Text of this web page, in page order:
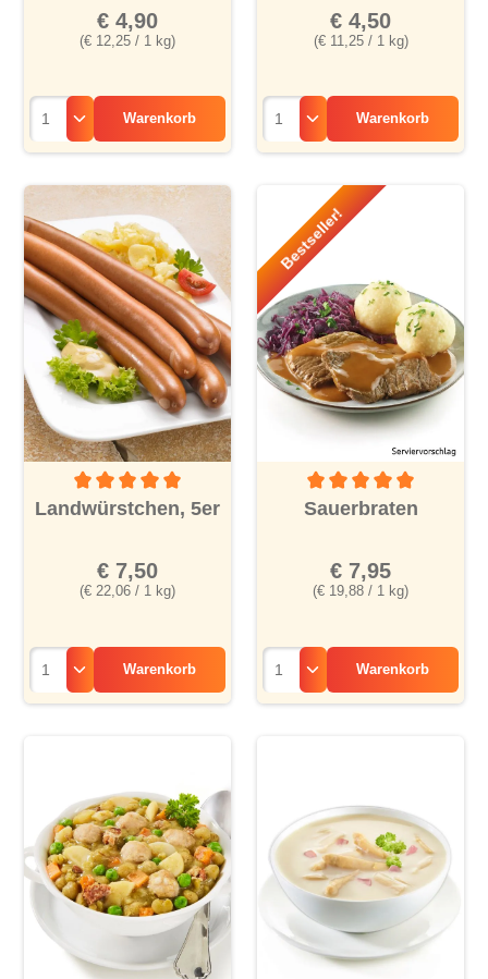
(€ 12,25 / 1 kg)
€ 4,90
Warenkorb
(€ 11,25 / 1 kg)
€ 4,50
Warenkorb
Durchschnittliche Bewertung von 5 von 5 Sternen
Landwürstchen, 5er
(€ 22,06 / 1 kg)
€ 7,50
Warenkorb
Bestseller!
Durchschnittliche
Sauerbraten
(€ 19,88 / 1 kg)
€ 7,95
Warenkorb